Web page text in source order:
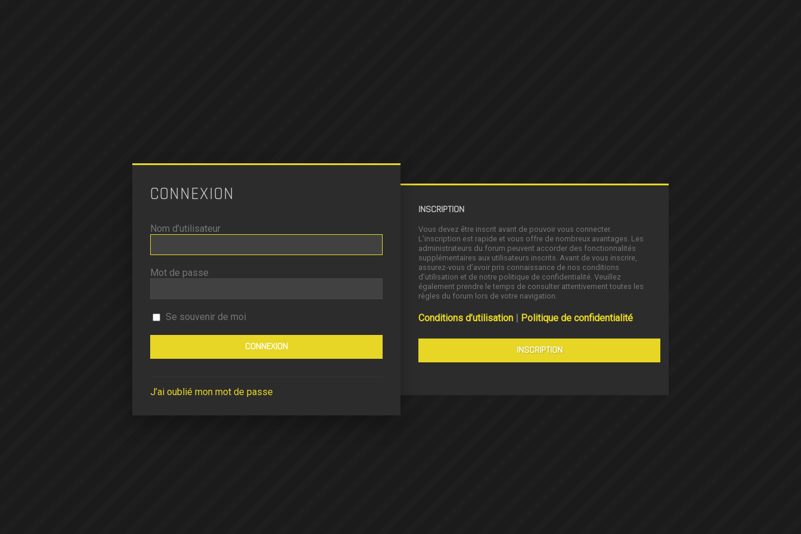
CONNEXION
Nom d’utilisateur
Mot de passe
Se souvenir de moi
J’ai oublié mon mot de passe
INSCRIPTION
Vous devez être inscrit avant de pouvoir vous connecter.
L’inscription est rapide et vous offre de nombreux avantages. Les
administrateurs du forum peuvent accorder des fonctionnalités
supplémentaires aux utilisateurs inscrits. Avant de vous inscrire,
assurez-vous d’avoir pris connaissance de nos conditions
d’utilisation et de notre politique de confidentialité. Veuillez
également prendre le temps de consulter attentivement toutes les
règles du forum lors de votre navigation.
Conditions d’utilisation Politique de confidentialité
INSCRIPTION